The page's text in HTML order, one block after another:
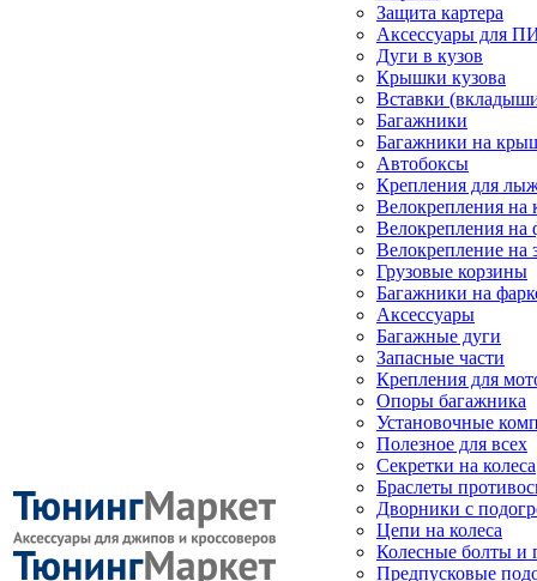
Защита картера
Аксессуары для
Дуги в кузов
Крышки кузова
Вставки
Багажники
Багажники на
Автобоксы
Крепления для
Велокрепления
Велокрепления на
Велокрепление на
Грузовые корзины
Багажники на
Аксессуары
Багажные дуги
Запасные части
Крепления для
Опоры багажника
Установочные
Полезное для всех
Секретки на колеса
Браслеты
Дворники с
Цепи на колеса
Колесные болты и
Предпусковые